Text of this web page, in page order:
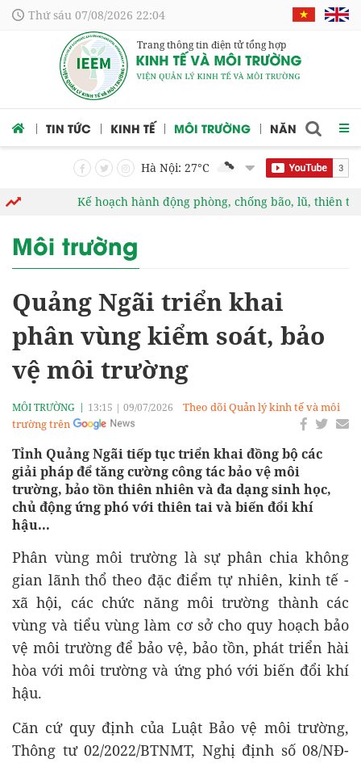
Thứ sáu 07/08/2026 22:04
Trang thông tin điện tử tổng hợp
TIN TỨC KINH TẾ MÔI TRƯỜNG NĂNG LƯỢNG
Hà Nội: 27°C
Kế hoạch hành động phòng, chống bão, lũ, thiên tai
Môi trường
Quảng Ngãi triển khai
phân vùng kiểm soát, bảo
vệ môi trường
MÔI TRƯỜNG 13:15 | 09/07/2026
Theo dõi Quản lý kinh tế và môi
trường trên
Tỉnh Quảng Ngãi tiếp tục triển khai đồng bộ các
giải pháp để tăng cường công tác bảo vệ môi
trường, bảo tồn thiên nhiên và đa dạng sinh học,
chủ động ứng phó với thiên tai và biến đổi khí
hậu...
Phân vùng môi trường là sự phân chia không
gian lãnh thổ theo đặc điểm tự nhiên, kinh tế -
xã hội, các chức năng môi trường thành các
vùng và tiểu vùng làm cơ sở cho quy hoạch bảo
vệ môi trường để bảo vệ, bảo tồn, phát triển hài
hòa với môi trường và ứng phó với biến đổi khí
hậu.
Căn cứ quy định của Luật Bảo vệ môi trường,
Thông tư 02/2022/BTNMT, Nghị định số 08/NĐ-